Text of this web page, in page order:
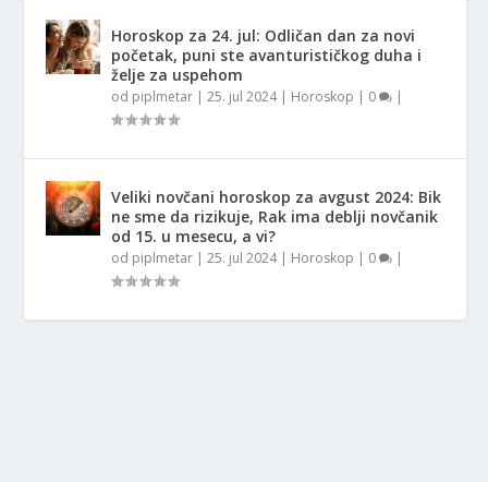
Horoskop za 24. jul: Odličan dan za novi
početak, puni ste avanturističkog duha i
želje za uspehom
od piplmetar |25. jul 2024| Horoskop | 0 |
Veliki novčani horoskop za avgust 2024: Bik
ne sme da rizikuje, Rak ima deblji novčanik
od 15. u mesecu, a vi?
od piplmetar |25. jul 2024| Horoskop | 0 |